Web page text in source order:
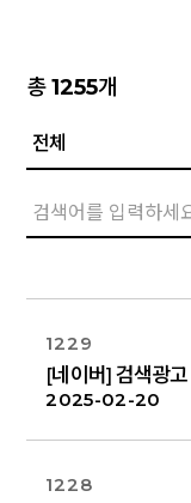
총1255개
전체
1229
2025-02-20
1228